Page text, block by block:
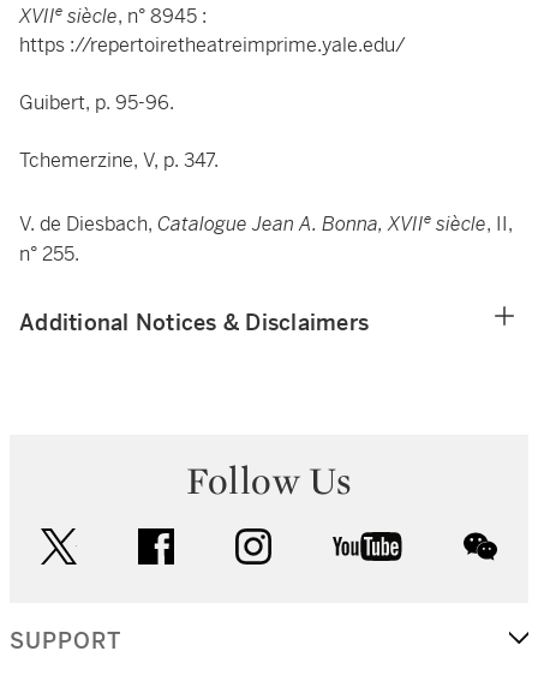
XVIIe siècle, n° 8945 :
https ://repertoiretheatreimprime.yale.edu/
Guibert, p. 95-96.
Tchemerzine, V, p. 347.
V. de Diesbach, Catalogue Jean A. Bonna, XVIIe siècle, II,
n° 25­5.
Additional Notices & Disclaimers
Follow Us
facebook instagram youtube
SUPPORT